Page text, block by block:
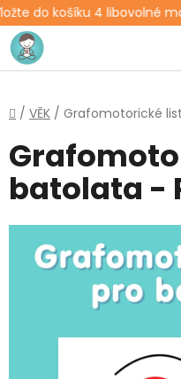
do košíku 4 libovolné
Přejít
na
obsah
Domů
/ VĚK / Grafomotorické
batolata -